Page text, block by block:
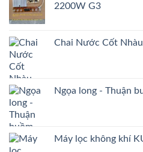
2200W G3
Chai Nước Cốt
Ngọa long - Thuận
Máy lọc không khí